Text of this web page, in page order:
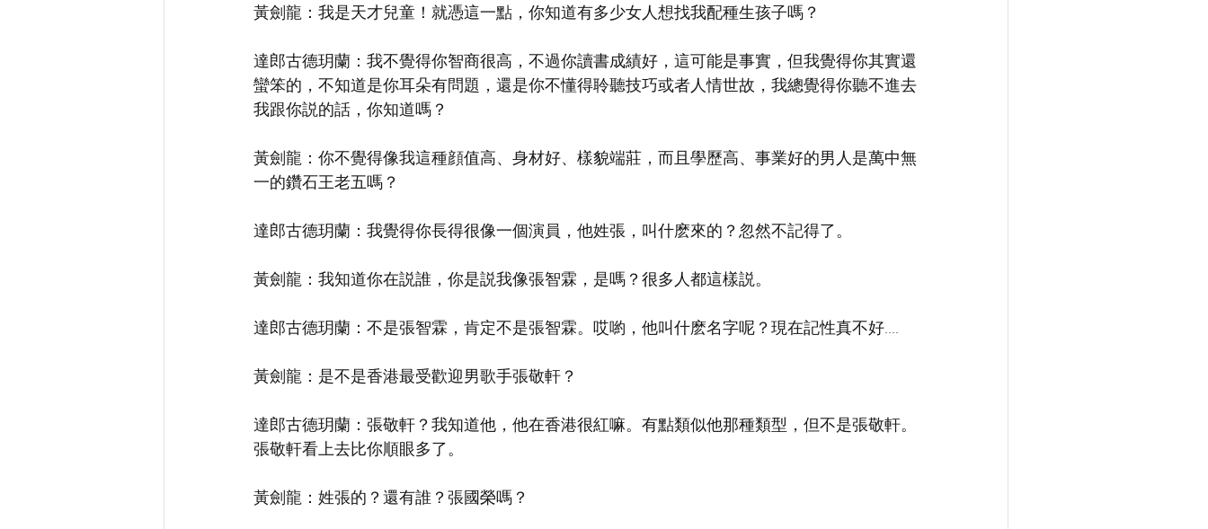
黃劍龍：我是天才兒童！就憑這一點，你知道有多少女人想找我配種生孩子嗎？
達郎古德玥蘭：我不覺得你智商很高，不過你讀書成績好，這可能是事實，但我覺得你其實還
蠻笨的，不知道是你耳朵有問題，還是你不懂得聆聽技巧或者人情世故，我總覺得你聽不進去
我跟你説的話，你知道嗎？
黃劍龍：你不覺得像我這種顔值高、身材好、樣貌端莊，而且學歷高、事業好的男人是萬中無
一的鑽石王老五嗎？
達郎古德玥蘭：我覺得你長得很像一個演員，他姓張，叫什麽來的？忽然不記得了。
黃劍龍：我知道你在説誰，你是説我像張智霖，是嗎？很多人都這樣説。
達郎古德玥蘭：不是張智霖，肯定不是張智霖。哎喲，他叫什麽名字呢？現在記性真不好....
黃劍龍：是不是香港最受歡迎男歌手張敬軒？
達郎古德玥蘭：張敬軒？我知道他，他在香港很紅嘛。有點類似他那種類型，但不是張敬軒。
張敬軒看上去比你順眼多了。
黃劍龍：姓張的？還有誰？張國榮嗎？